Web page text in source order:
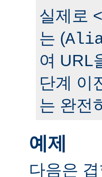
실제로
는 (
여 URL
단계 이
는 완전
예제
다음은